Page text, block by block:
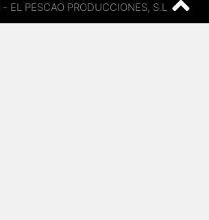
EL PESCAO PRODUCCIONES, S.L